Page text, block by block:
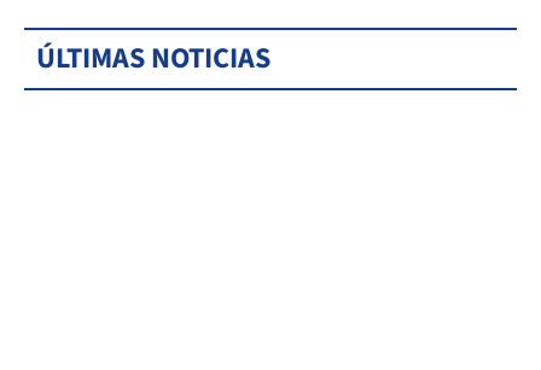
ÚLTIMAS NOTICIAS